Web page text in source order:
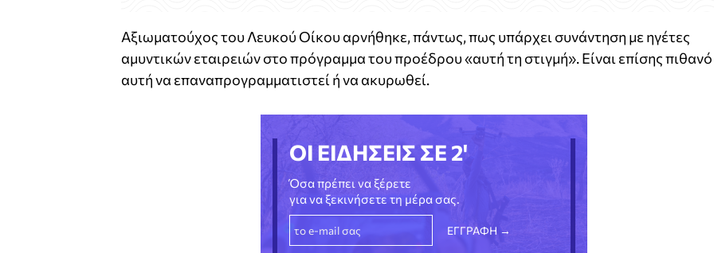
Αξιωματούχος του Λευκού Οίκου αρνήθηκε, πάντως, πως υπάρχει συνάντηση με ηγέτες
αμυντικών εταιρειών στο πρόγραμμα του προέδρου «αυτή τη στιγμή». Είναι επίσης πιθανό
αυτή να επαναπρογραμματιστεί ή να ακυρωθεί.
ΟΙ ΕΙΔΗΣΕΙΣ ΣΕ 2'
Όσα πρέπει να ξέρετε
για να ξεκινήσετε τη μέρα σας.